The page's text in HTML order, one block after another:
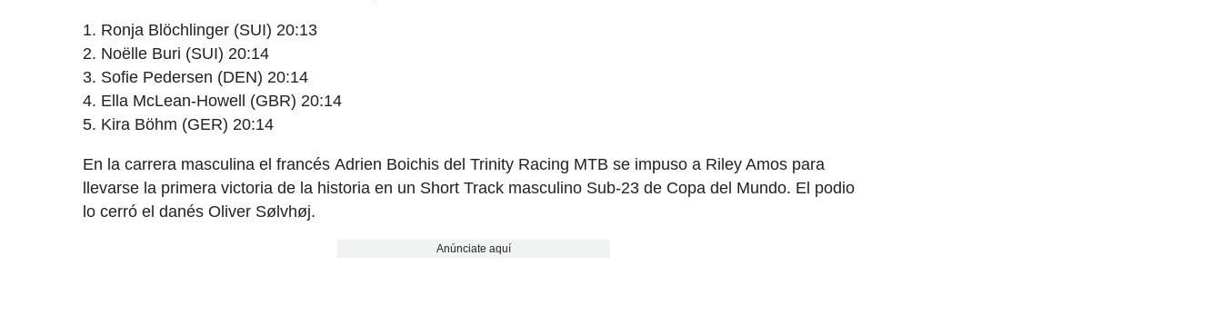
Ronja Blöchlinger (SUI) 20:13
Noëlle Buri (SUI) 20:14
Sofie Pedersen (DEN) 20:14
Ella McLean-Howell (GBR) 20:14
Kira Böhm (GER) 20:14
En la carrera masculina el francés Adrien Boichis del Trinity Racing MTB se impuso a Riley Amos para
llevarse la primera victoria de la historia en un Short Track masculino Sub-23 de Copa del Mundo. El podio
lo cerró el danés Oliver Sølvhøj.
Anúnciate aquí